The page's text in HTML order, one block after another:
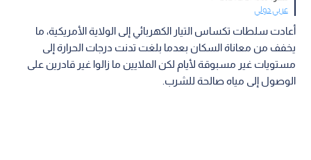
عربي دولي
أعادت سلطات تكساس التيار الكهربائي إلى الولاية الأمريكية، ما
يخفف من معاناة السكان بعدما بلغت تدنت درجات الحرارة إلى
مستويات غير مسبوقة لأيام لكن الملايين ما زالوا غير قادرين على
الوصول إلى مياه صالحة للشرب.